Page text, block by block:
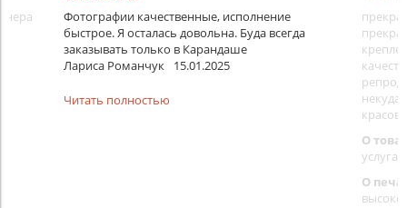
Фотографии качественные, исполнение
быстрое. Я осталась довольна. Буда всегда
заказывать только в Карандаше
Лариса Романчук
15.01.2025
Читать полностью
О
услуга
О